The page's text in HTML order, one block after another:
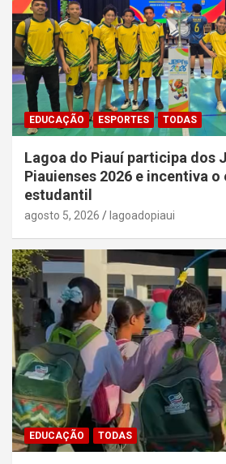
EDUCAÇÃO ESPORTES TODAS
Lagoa do Piauí participa dos
Piauienses 2026 e incentiva o
estudantil
agosto 5, 2026 lagoadopiaui
EDUCAÇÃO TODAS